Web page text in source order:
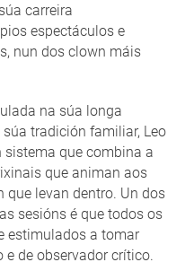
carreira
espectáculos e
nun dos clown máis
na súa longa
tradición familiar, Leo
sistema que combina a
que animan aos
que levan dentro. Un dos
sesións é que todos os
estimulados a tomar
de observador crítico.